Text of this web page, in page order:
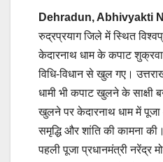
Dehradun, Abhivyakti
रुद्रप्रयाग जिले में स्थित
केदारनाथ धाम के कपाट
विधि-विधान से खुल गए।
धामी भी कपाट खुलने के साक्षी
खुलने पर केदारनाथ धाम में
समृद्धि और शांति की कामना
पहली पूजा प्रधानमंत्री नरेंद्र